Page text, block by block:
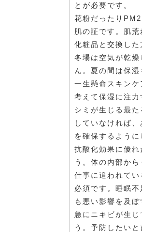
とが必要です。
花粉だったり
肌の証です。肌
化粧品と交換した
冬場は空気が乾
ん。夏の間は保
一生懸命スキン
考えて保湿に注力
シミが生じる最
していなければ
を確保するように
抗酸化効果に優
う。体の内部か
仕事に追われて
必須です。睡眠
も悪い影響を及ぼ
急にニキビが生
う。予防したい